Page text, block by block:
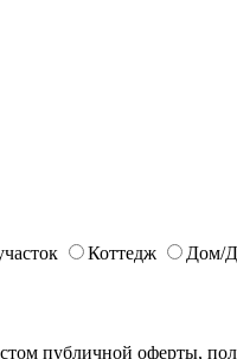
Коттедж Дом/
публичной оферты,